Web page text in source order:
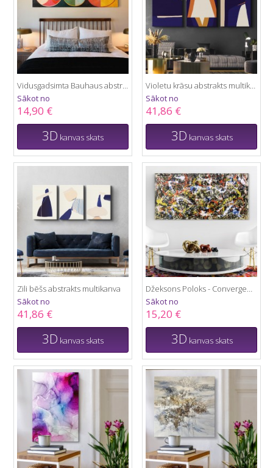
Sākot no
14,90 €
3D kanvas skats
Sākot no
41,86 €
3D kanvas skats
Zili bēšs abstrakts multikanva
Sākot no
41,86 €
3D kanvas skats
Džeksons Poloks - Convergence
Sākot no
15,20 €
3D kanvas skats